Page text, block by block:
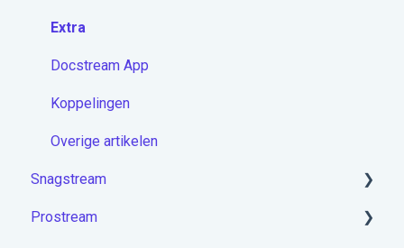
Extra
Docstream App
Koppelingen
Overige artikelen
Snagstream
Aan de slag met Snagstream
Prostream